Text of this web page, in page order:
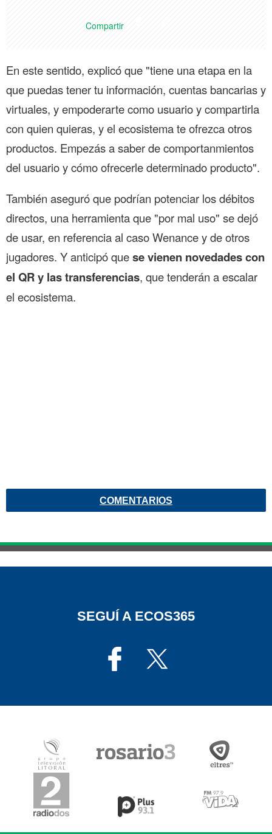
Compartir
En este sentido, explicó que "tiene una etapa en la
que puedas tener tu información, cuentas bancarias y
virtuales, y empoderarte como usuario y compartirla
con quien quieras, y el ecosistema te ofrezca otros
productos. Empezás a saber de comportanmientos
del usuario y cómo ofrecerle determinado producto".
También aseguró que podrían potenciar los débitos
directos, una herramienta que "por mal uso" se dejó
de usar, en referencia al caso Wenance y de otros
jugadores. Y anticipó quese vienen novedades con
el QR y las transferencias, que tenderán a escalar
el ecosistema.
COMENTARIOS
SEGUÍ A ECOS365